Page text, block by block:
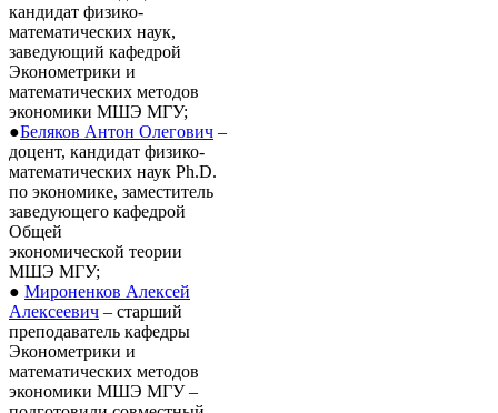
кандидат физико-
математических наук,
заведующий кафедрой
Эконометрики и
математических методов
экономики МШЭ МГУ;
●Беляков Антон Олегович –
доцент, кандидат физико-
математических наук Ph.D.
по экономике, заместитель
заведующего кафедрой
Общей
экономической теории
МШЭ МГУ;
● Мироненков Алексей
Алексеевич – cтарший
преподаватель кафедры
Эконометрики и
математических методов
экономики МШЭ МГУ –